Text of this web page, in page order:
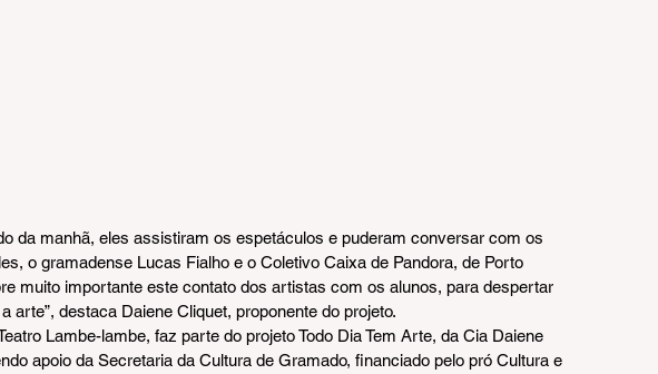
da manhã, eles assistiram os espetáculos e puderam conversar com os
o gramadense Lucas Fialho e o Coletivo Caixa de Pandora, de Porto
muito importante este contato dos artistas com os alunos, para despertar
arte”, destaca Daiene Cliquet, proponente do projeto.
Lambe-lambe, faz parte do projeto Todo Dia Tem Arte, da Cia Daiene
apoio da Secretaria da Cultura de Gramado, financiado pelo pró Cultura e